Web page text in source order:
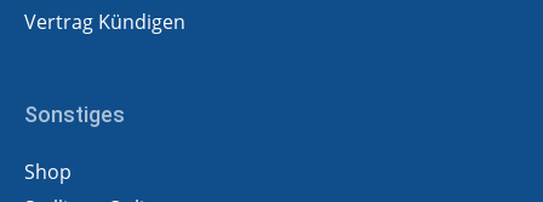
Vertrag Kündigen
Sonstiges
Shop